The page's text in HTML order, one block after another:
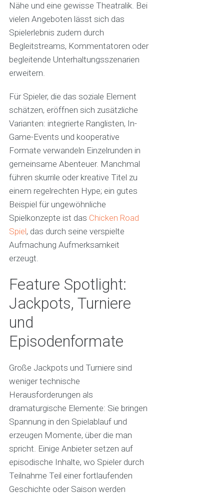
Nähe und eine gewisse Theatralik. Bei
vielen Angeboten lässt sich das
Spielerlebnis zudem durch
Begleitstreams, Kommentatoren oder
begleitende Unterhaltungsszenarien
erweitern.
Für Spieler, die das soziale Element
schätzen, eröffnen sich zusätzliche
Varianten: integrierte Ranglisten, In-
Game-Events und kooperative
Formate verwandeln Einzelrunden in
gemeinsame Abenteuer. Manchmal
führen skurrile oder kreative Titel zu
einem regelrechten Hype; ein gutes
Beispiel für ungewöhnliche
Spielkonzepte ist das Chicken Road
Spiel, das durch seine verspielte
Aufmachung Aufmerksamkeit
erzeugt.
Feature Spotlight:
Jackpots, Turniere
und
Episodenformate
Große Jackpots und Turniere sind
weniger technische
Herausforderungen als
dramaturgische Elemente: Sie bringen
Spannung in den Spielablauf und
erzeugen Momente, über die man
spricht. Einige Anbieter setzen auf
episodische Inhalte, wo Spieler durch
Teilnahme Teil einer fortlaufenden
Geschichte oder Saison werden